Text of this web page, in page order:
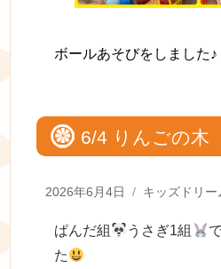
ボールあそびをしました♪
6/4 りんごの木
Posted
2026年6月4日 Categories
キッズドリー
ぱんだ組 うさぎ1組
た